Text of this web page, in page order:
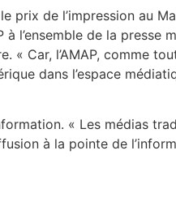
prix de l’impression au
l’ensemble de la presse
Car, l’AMAP, comme
dans l’espace
« Les médias
à la pointe de